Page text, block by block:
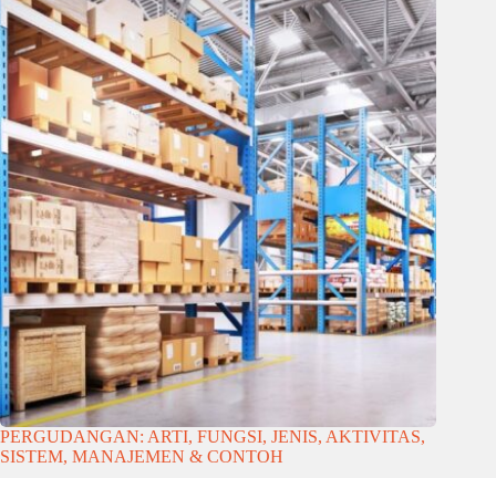
PERGUDANGAN: ARTI, FUNGSI, JENIS, AKTIVITAS,
SISTEM, MANAJEMEN & CONTOH